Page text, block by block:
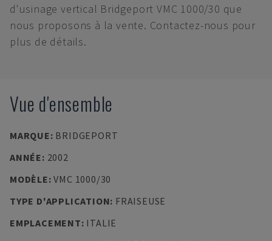
d'usinage vertical Bridgeport VMC 1000/30 que
nous proposons à la vente. Contactez-nous pour
plus de détails.
Vue d'ensemble
MARQUE: BRIDGEPORT
ANNÉE: 2002
MODÈLE:VMC 1000/30
TYPE D'APPLICATION: FRAISEUSE
EMPLACEMENT: ITALIE